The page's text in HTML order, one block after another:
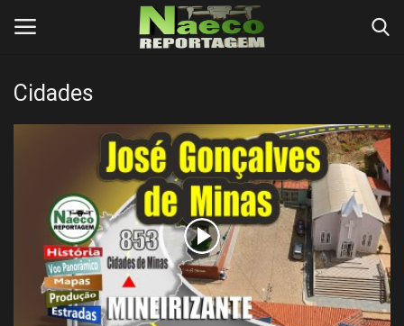
Conecte-se
Termos e Condições
Postagens
Negócios
Cidades